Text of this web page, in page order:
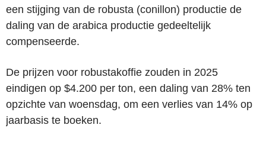
een stijging van de robusta (conillon) productie de
daling van de arabica productie gedeeltelijk
compenseerde.
De prijzen voor robustakoffie zouden in 2025
eindigen op $4.200 per ton, een daling van 28% ten
opzichte van woensdag, om een verlies van 14% op
jaarbasis te boeken.